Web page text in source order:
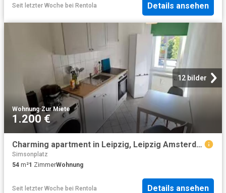
Seit letzter Woche bei Rentola Details ansehen
12 bilder
Wohnung·Zur Miete
1.200 €
Charming apartment in Leipzig, Leipzig Amsterdam Apartments for Rent
Simsonplatz
54 m²1 ZimmerWohnung
Seit letzter Woche bei Rentola Details ansehen